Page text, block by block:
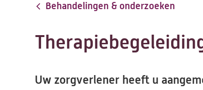
Behandelingen & onderzoeken
Uw zorgverlener heeft u